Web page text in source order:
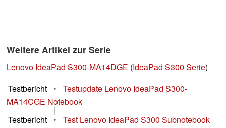
Weitere Artikel zur Serie
Lenovo IdeaPad S300-MA14DGE (IdeaPad S300 Serie)
Testbericht
•
Testupdate Lenovo IdeaPad S300-
MA14CGE Notebook
|
Testbericht
• Test Lenovo IdeaPad S300 Subnotebook